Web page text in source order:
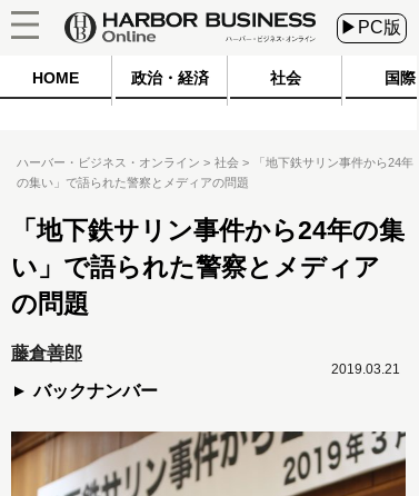
▶PC版
HOME 政治・経済 社会 国際
ハーバー・ビジネス・オンライン 社会
「地下鉄サリン事件から24年
の集い」で語られた警察とメディアの問題
「地下鉄サリン事件から24年の集
い」で語られた警察とメディア
の問題
藤倉善郎
バックナンバー
2019.03.21